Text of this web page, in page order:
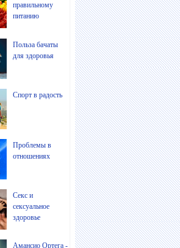
правильному
питанию
Польза бачаты
для здоровья
Спорт в радость
Проблемы в
отношениях
Секс и
сексуальное
здоровье
Амансио Ортега -